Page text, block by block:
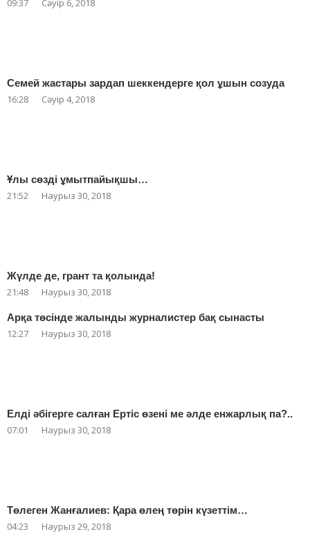
09:37 Сәуір 6, 2018
Семей жастары зардап шеккендерге қол ұшын созуда
16:28 Сәуір 4, 2018
Ұлы сөзді ұмытпайықшы…
21:52 Наурыз 30, 2018
Жүлде де, грант та қолында!
21:48 Наурыз 30, 2018
Арқа төсінде жалынды журналистер бақ сынасты
12:27 Наурыз 30, 2018
Елді әбігерге салған Ертіс өзені ме әлде енжарлық па?..
07:01 Наурыз 30, 2018
Төлеген Жанғалиев: Қара өлең төрін күзеттім…
04:23 Наурыз 29, 2018